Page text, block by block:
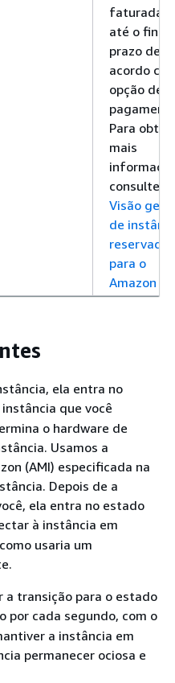
faturadas
até o final
prazo de
acordo
opção de
Para obter
mais
consulte .
Visão geral
de
reservadas
para o
Amazon
ela entra no
que você
o hardware de
Usamos a
(AMI) especificada na
Depois de a
ela entra no estado
à instância em
usaria um
a transição para o estado
por cada segundo, com o
a instância em
permanecer ociosa e